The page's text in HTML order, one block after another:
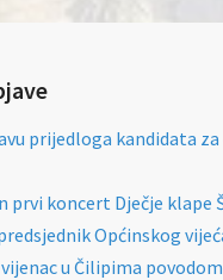
prijedloga kandidata
prvi koncert Dječje klape
Općinskog
u Čilipima